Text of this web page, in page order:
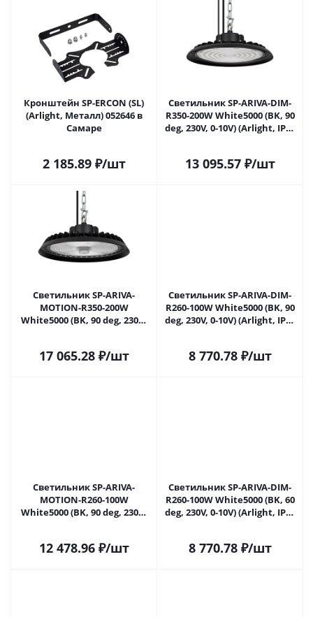
Кронштейн SP-ERCON (SL)
(Arlight, Металл) 052646 в
Самаре
2 185.89₽/шт
Светильник SP-ARIVA-DIM-
R350-200W White5000 (BK, 90
deg, 230V, 0-10V) (Arlight, IP65
13 095.57₽/шт
Светильник SP-ARIVA-
MOTION-R350-200W
White5000 (BK, 90 deg, 230V)
17 065.28₽/шт
Светильник SP-ARIVA-DIM-
R260-100W White5000 (BK, 90
deg, 230V, 0-10V) (Arlight, IP65
8 770.78₽/шт
Светильник SP-ARIVA-
MOTION-R260-100W
White5000 (BK, 90 deg, 230V)
12 478.96₽/шт
Светильник SP-ARIVA-DIM-
R260-100W White5000 (BK, 60
deg, 230V, 0-10V) (Arlight, IP65
8 770.78₽/шт